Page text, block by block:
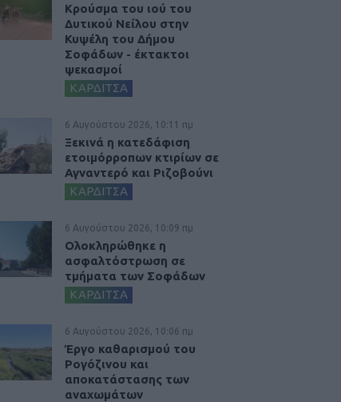
Κρούσμα του ιού του
Δυτικού Νείλου στην
Κυψέλη του Δήμου
Σοφάδων - έκτακτοι
ψεκασμοί
ΚΑΡΔΙΤΣΑ
6 Αυγούστου 2026, 10:11 πμ
Ξεκινά η κατεδάφιση
ετοιμόρροπων κτιρίων σε
Αγναντερό και Ριζοβούνι
ΚΑΡΔΙΤΣΑ
6 Αυγούστου 2026, 10:09 πμ
Ολοκληρώθηκε η
ασφαλτόστρωση σε
τμήματα των Σοφάδων
ΚΑΡΔΙΤΣΑ
6 Αυγούστου 2026, 10:06 πμ
Έργο καθαρισμού του
Ρογόζινου και
αποκατάστασης των
αναχωμάτων